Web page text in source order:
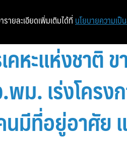
คหะแห่งชาติ
พม. เร่งโครง
นมีที่อยู่อาศั
ายละเอียดเพิ่มเติมได้ที่ นโยบายความเป็